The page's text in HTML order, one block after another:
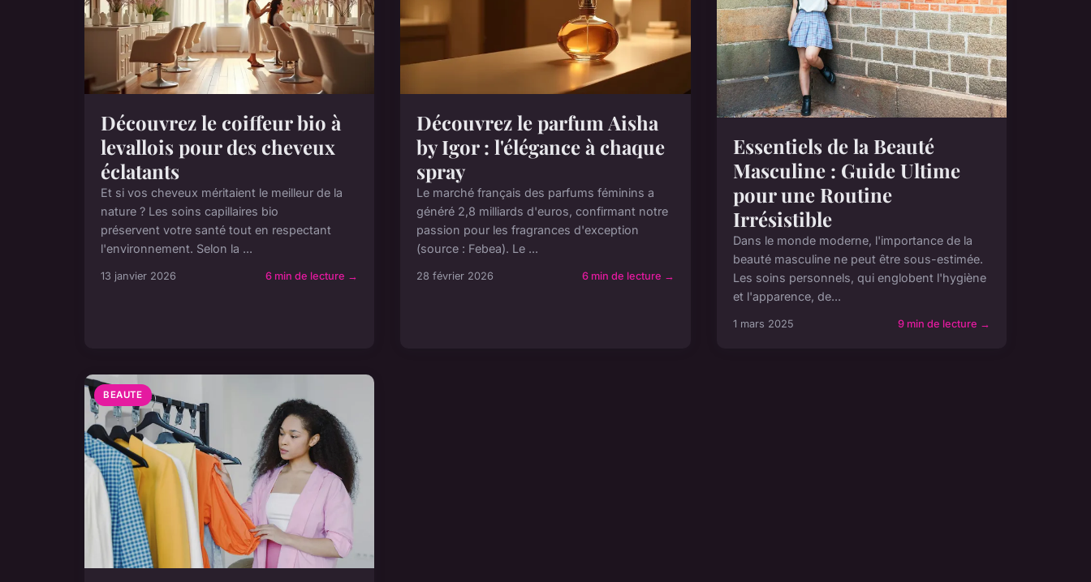
Découvrez le coiffeur bio à
levallois pour des cheveux
éclatants
Et si vos cheveux méritaient le meilleur de la
nature ? Les soins capillaires bio
préservent votre santé tout en respectant
l'environnement. Selon la ...
13 janvier 2026 6 min de lecture →
Découvrez le parfum Aisha
by Igor : l'élégance à chaque
spray
Le marché français des parfums féminins a
généré 2,8 milliards d'euros, confirmant notre
passion pour les fragrances d'exception
(source : Febea). Le ...
28 février 2026 6 min de lecture →
Essentiels de la Beauté
Masculine : Guide Ultime
pour une Routine
Irrésistible
Dans le monde moderne, l'importance de la
beauté masculine ne peut être sous-estimée.
Les soins personnels, qui englobent l'hygiène
et l'apparence, de...
1 mars 2025 9 min de lecture →
BEAUTE